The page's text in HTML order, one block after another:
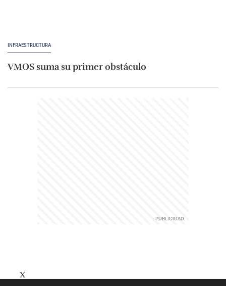
INFRAESTRUCTURA
VMOS suma su primer obstáculo
X